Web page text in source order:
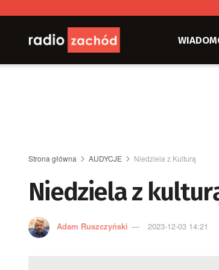
Strona główna AUDYCJE Niedziela z Kulturą
Niedziela z
Adam Ruszczyński 2023-12-03 14:21